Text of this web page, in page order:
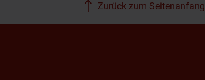
Zurück zum Seitenanfang